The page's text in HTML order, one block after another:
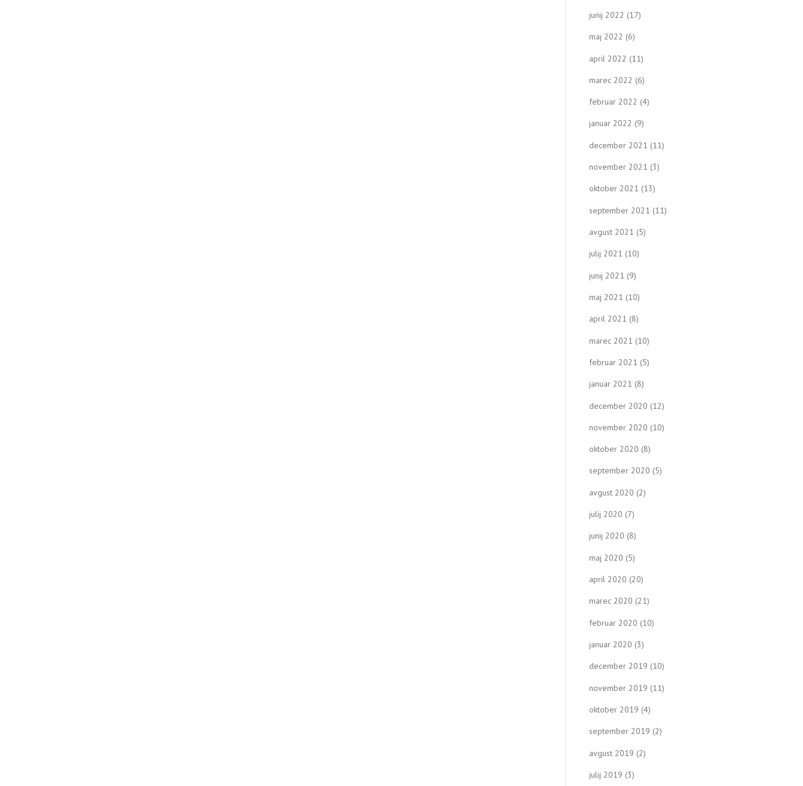
junij 2022 (17)
maj 2022 (6)
april 2022 (11)
marec 2022 (6)
februar 2022 (4)
januar 2022 (9)
december 2021 (11)
november 2021 (3)
oktober 2021 (13)
september 2021 (11)
avgust 2021 (5)
julij 2021 (10)
junij 2021 (9)
maj 2021 (10)
april 2021 (8)
marec 2021 (10)
februar 2021 (5)
januar 2021 (8)
december 2020 (12)
november 2020 (10)
oktober 2020 (8)
september 2020 (5)
avgust 2020 (2)
julij 2020 (7)
junij 2020 (8)
maj 2020 (5)
april 2020 (20)
marec 2020 (21)
februar 2020 (10)
januar 2020 (3)
december 2019 (10)
november 2019 (11)
oktober 2019 (4)
september 2019 (2)
avgust 2019 (2)
julij 2019 (3)